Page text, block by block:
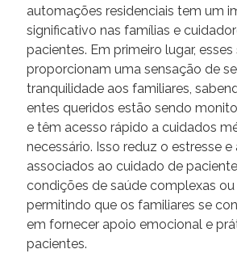
automações residenciais tem um
significativo nas famílias e
pacientes. Em primeiro lugar,
proporcionam uma sensação de
tranquilidade aos familiares,
entes queridos estão sendo
e têm acesso rápido a cuidados
necessário. Isso reduz o estresse e
associados ao cuidado de
condições de saúde complexas ou
permitindo que os familiares se
em fornecer apoio emocional e
pacientes.